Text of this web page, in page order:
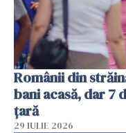
Românii din
bani acasă, dar 7
țară
29 IULIE 2026